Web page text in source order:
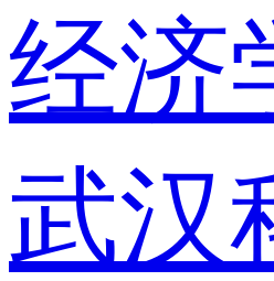
经济
武汉